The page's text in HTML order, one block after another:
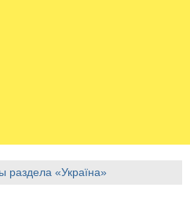
раздела «Україна»